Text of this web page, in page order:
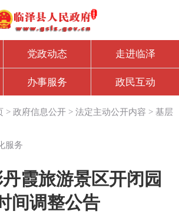
党政动态 走进临泽
办事服务 政民互动
>政府信息公开 >法定主动公开内容 >基层
服务
霞旅游景区开闭园
间调整公告